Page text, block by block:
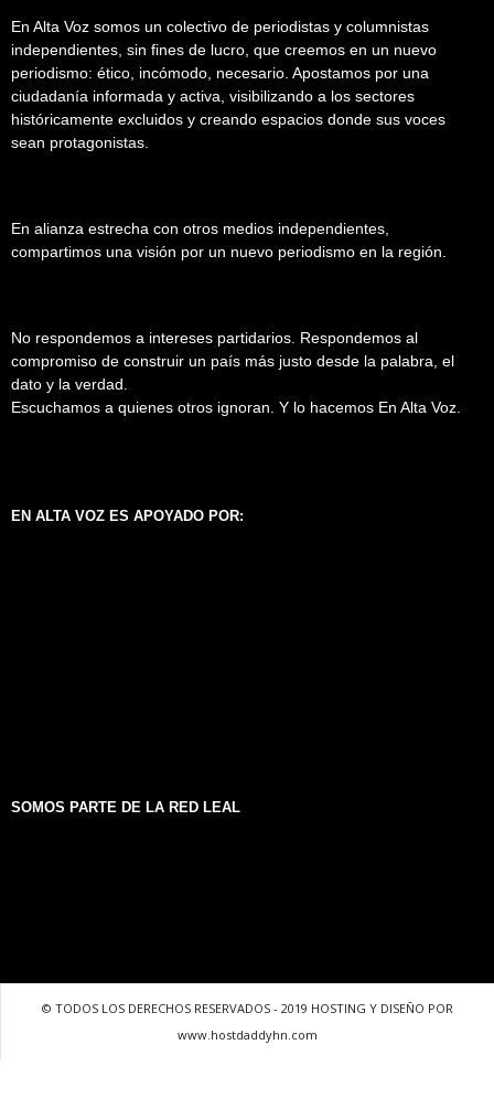
En Alta Voz somos un colectivo de periodistas y columnistas
independientes, sin fines de lucro, que creemos en un nuevo
periodismo: ético, incómodo, necesario. Apostamos por una
ciudadanía informada y activa, visibilizando a los sectores
históricamente excluidos y creando espacios donde sus voces
sean protagonistas.
En alianza estrecha con otros medios independientes,
compartimos una visión por un nuevo periodismo en la región.
No respondemos a intereses partidarios. Respondemos al
compromiso de construir un país más justo desde la palabra, el
dato y la verdad.
Escuchamos a quienes otros ignoran. Y lo hacemos En Alta Voz.
EN ALTA VOZ ES APOYADO POR:
SOMOS PARTE DE LA RED LEAL
© TODOS LOS DERECHOS RESERVADOS - 2019 HOSTING Y DISEÑO POR
www.hostdaddyhn.com